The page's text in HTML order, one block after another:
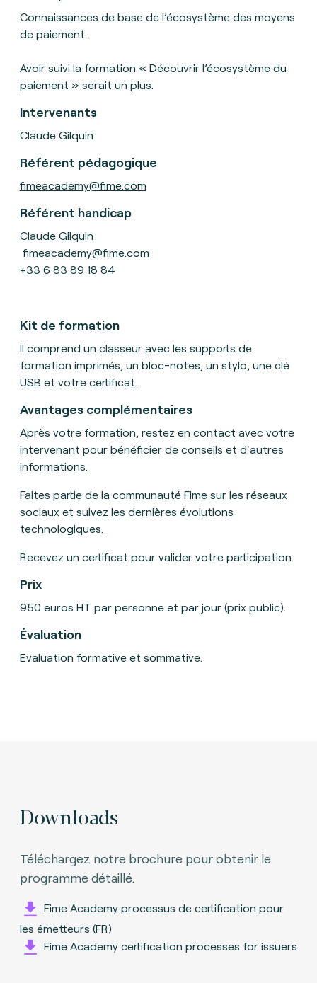
Connaissances de base de l’écosystème des moyens
de paiement.
Avoir suivi la formation « Découvrir l’écosystème du
paiement » serait un plus.
Intervenants
Claude Gilquin
Référent pédagogique
fimeacademy@fime.com
Référent handicap
Claude Gilquin
fimeacademy@fime.com
+33 6 83 89 18 84
Kit de formation
Il comprend un classeur avec les supports de
formation imprimés, un bloc-notes, un stylo, une clé
USB et votre certificat.
Avantages complémentaires
Après votre formation, restez en contact avec votre
intervenant pour bénéficier de conseils et d'autres
informations.
Faites partie de la communauté Fime sur les réseaux
sociaux et suivez les dernières évolutions
technologiques.
Recevez un certificat pour valider votre participation.
Prix
950 euros HT par personne et par jour (prix public).
Évaluation
Evaluation formative et sommative.
Downloads
Téléchargez notre brochure pour obtenir le
programme détaillé.
Fime Academy processus de certification pour
les émetteurs (FR)
Fime Academy certification processes for issuers